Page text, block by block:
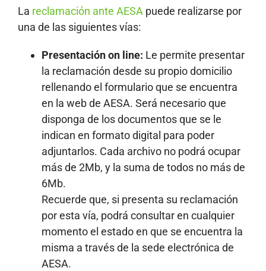
La reclamación ante AESA puede realizarse por
una de las siguientes vías:
Presentación on line: Le permite presentar
la reclamación desde su propio domicilio
rellenando el formulario que se encuentra
en la web de AESA. Será necesario que
disponga de los documentos que se le
indican en formato digital para poder
adjuntarlos. Cada archivo no podrá ocupar
más de 2Mb, y la suma de todos no más de
6Mb.
Recuerde que, si presenta su reclamación
por esta vía, podrá consultar en cualquier
momento el estado en que se encuentra la
misma a través de la sede electrónica de
AESA.